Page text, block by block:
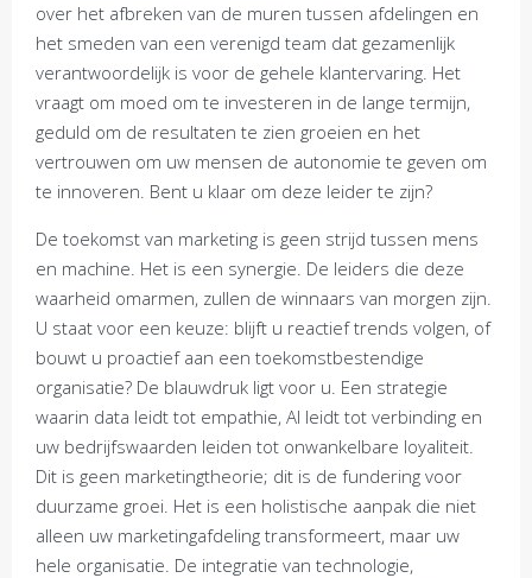
over het afbreken van de muren tussen afdelingen en
het smeden van een verenigd team dat gezamenlijk
verantwoordelijk is voor de gehele klantervaring. Het
vraagt om moed om te investeren in de lange termijn,
geduld om de resultaten te zien groeien en het
vertrouwen om uw mensen de autonomie te geven om
te innoveren. Bent u klaar om deze leider te zijn?
De toekomst van marketing is geen strijd tussen mens
en machine. Het is een synergie. De leiders die deze
waarheid omarmen, zullen de winnaars van morgen zijn.
U staat voor een keuze: blijft u reactief trends volgen, of
bouwt u proactief aan een toekomstbestendige
organisatie? De blauwdruk ligt voor u. Een strategie
waarin data leidt tot empathie, AI leidt tot verbinding en
uw bedrijfswaarden leiden tot onwankelbare loyaliteit.
Dit is geen marketingtheorie; dit is de fundering voor
duurzame groei. Het is een holistische aanpak die niet
alleen uw marketingafdeling transformeert, maar uw
hele organisatie. De integratie van technologie,